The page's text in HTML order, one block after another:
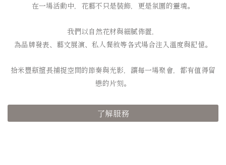
在一場活動中，花藝不只是裝飾，更是氛圍的靈魂。
我們以自然花材與細膩佈置，
為品牌發表、藝文展演、私人餐敘等各式場合注入溫度與記憶。
拾米豐瓶擅長捕捉空間的節奏與光影，讓每一場聚會，都有值得留
戀的片刻。
了解服務